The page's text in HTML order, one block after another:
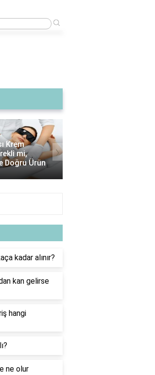
tampon ne zaman çıktı?
Krem
mi,
Doğru Ürün
›
kadar alınır?
kan gelirse
hangi
ne olur